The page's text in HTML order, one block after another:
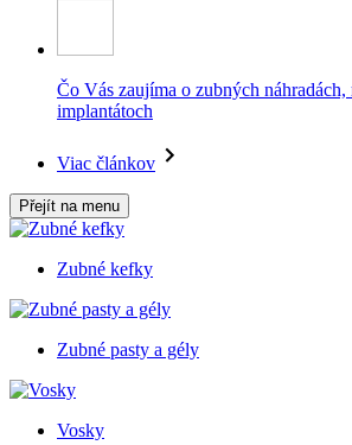
Čo Vás zaujíma o zubných náhradách,
implantátoch
Viac článkov
Přejít na menu
Zubné kefky
Zubné pasty a gély
Vosky